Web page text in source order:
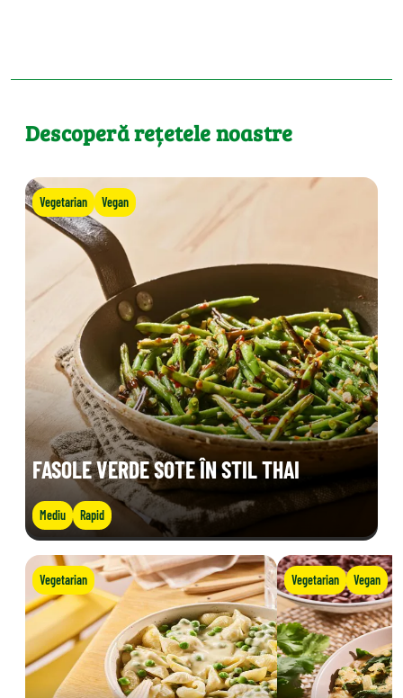
Descoperă rețetele noastre
Vegetarian Vegan
FASOLE VERDE SOTE ÎN STIL THAI
Mediu Rapid
Vegetarian Vegetarian Vegan